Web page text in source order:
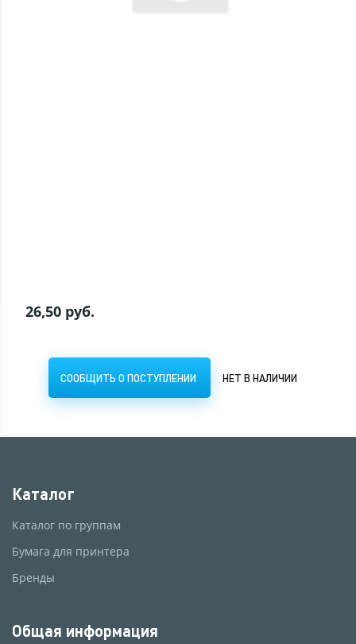
26,50 руб.
СООБЩИТЬ О ПОСТУПЛЕНИИ НЕТ В НАЛИЧИИ
Каталог
Каталог по группам
Бумага для принтера
Бренды
Общая информация